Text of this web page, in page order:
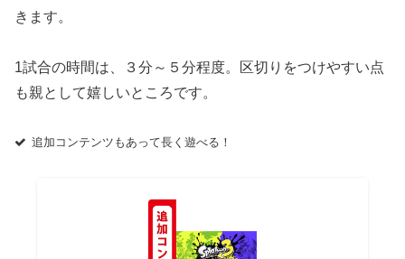
きます。
1試合の時間は、３分～５分程度。区切りをつけやすい点
も親として嬉しいところです。
追加コンテンツもあって長く遊べる！